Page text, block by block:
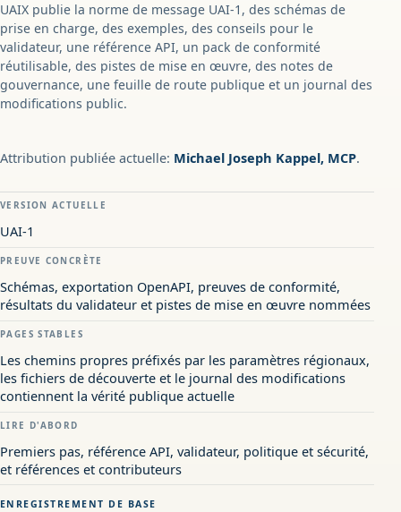
UAIX publie la norme de message UAI-1, des schémas de
prise en charge, des exemples, des conseils pour le
validateur, une référence API, un pack de conformité
réutilisable, des pistes de mise en œuvre, des notes de
gouvernance, une feuille de route publique et un journal des
modifications public.
Attribution publiée actuelle: Michael Joseph Kappel, MCP.
VERSION ACTUELLE
UAI-1
PREUVE CONCRÈTE
Schémas, exportation OpenAPI, preuves de conformité,
résultats du validateur et pistes de mise en œuvre nommées
PAGES STABLES
Les chemins propres préfixés par les paramètres régionaux,
les fichiers de découverte et le journal des modifications
contiennent la vérité publique actuelle
LIRE D'ABORD
Premiers pas, référence API, validateur, politique et sécurité,
et références et contributeurs
ENREGISTREMENT DE BASE